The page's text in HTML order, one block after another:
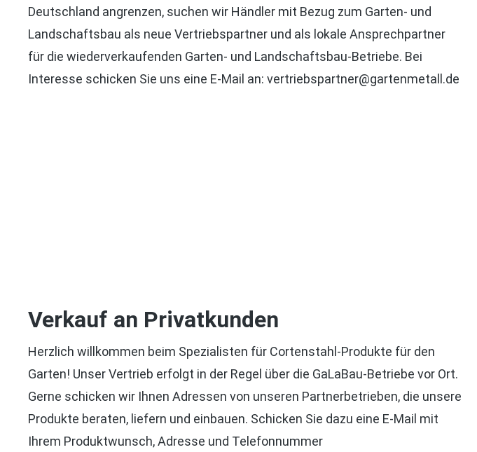
Deutschland angrenzen, suchen wir Händler mit Bezug zum Garten- und
Landschaftsbau als neue Vertriebspartner und als lokale Ansprechpartner
für die wiederverkaufenden Garten- und Landschaftsbau-Betriebe. Bei
Interesse schicken Sie uns eine E-Mail an: vertriebspartner@gartenmetall.de
Verkauf an Privatkunden
Herzlich willkommen beim Spezialisten für Cortenstahl-Produkte für den
Garten! Unser Vertrieb erfolgt in der Regel über die GaLaBau-Betriebe vor Ort.
Gerne schicken wir Ihnen Adressen von unseren Partnerbetrieben, die unsere
Produkte beraten, liefern und einbauen. Schicken Sie dazu eine E-Mail mit
Ihrem Produktwunsch, Adresse und Telefonnummer